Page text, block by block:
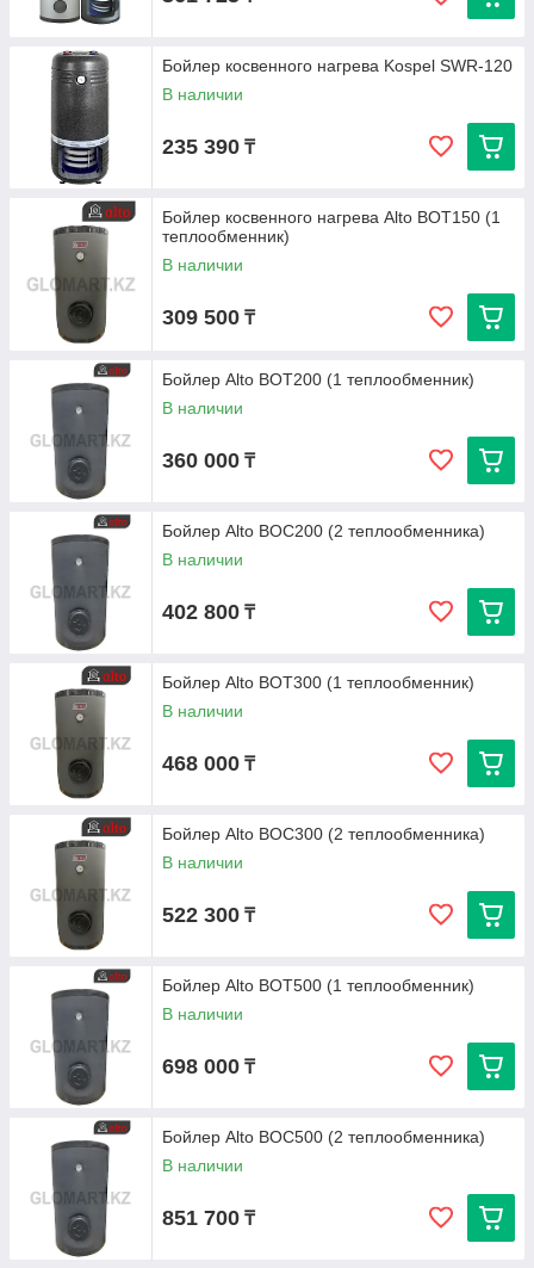
Бойлер косвенного нагрева Kospel SWR-120
В наличии
235 390 ₸
Бойлер косвенного нагрева Alto ВОТ150 (1
теплообменник)
В наличии
309 500 ₸
Бойлер Alto ВОТ200 (1 теплообменник)
В наличии
360 000 ₸
Бойлер Alto ВОC200 (2 теплообменника)
В наличии
402 800 ₸
Бойлер Alto ВОT300 (1 теплообменник)
В наличии
468 000 ₸
Бойлер Alto ВОС300 (2 теплообменника)
В наличии
522 300 ₸
Бойлер Alto ВОТ500 (1 теплообменник)
В наличии
698 000 ₸
Бойлер Alto ВОС500 (2 теплообменника)
В наличии
851 700 ₸